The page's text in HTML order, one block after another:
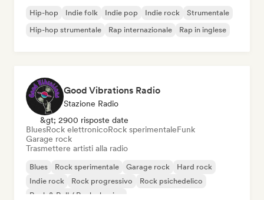
Hip-hop Indie folk Indie pop Indie rock
Strumentale
Hip-hop strumentale
Rap internazionale Rap in inglese
Good Vibrations Radio
Stazione Radio
&gt; 2900 risposte date
BluesRock elettronicoRock sperimentaleFunk
Garage rock
Trasmettere artisti alla radio
Blues Rock sperimentale Garage rock
Hard rock
Indie rock
Rock progressivo
Rock psichedelico
Rock & Roll / Rock classico